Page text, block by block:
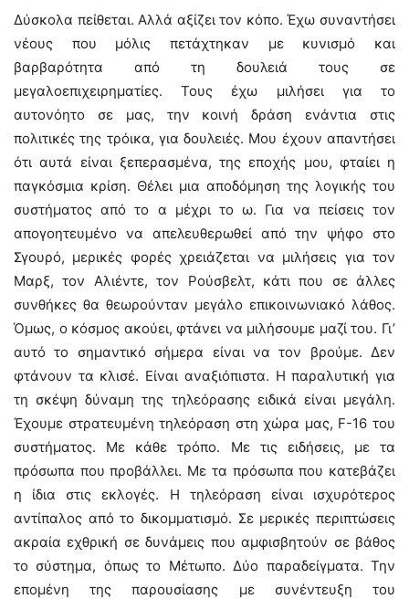
Δύσκολα πείθεται. Αλλά αξίζει τον κόπο. Έχω συναντήσει
νέους που μόλις πετάχτηκαν με κυνισμό και
βαρβαρότητα από τη δουλειά τους σε
μεγαλοεπιχειρηματίες. Τους έχω μιλήσει για το
αυτονόητο σε μας, την κοινή δράση ενάντια στις
πολιτικές της τρόικα, για δουλειές. Μου έχουν απαντήσει
ότι αυτά είναι ξεπερασμένα, της εποχής μου, φταίει η
παγκόσμια κρίση. Θέλει μια αποδόμηση της λογικής του
συστήματος από το α μέχρι το ω. Για να πείσεις τον
απογοητευμένο να απελευθερωθεί από την ψήφο στο
Σγουρό, μερικές φορές χρειάζεται να μιλήσεις για τον
Μαρξ, τον Αλιέντε, τον Ρούσβελτ, κάτι που σε άλλες
συνθήκες θα θεωρούνταν μεγάλο επικοινωνιακό λάθος.
Όμως, ο κόσμος ακούει, φτάνει να μιλήσουμε μαζί του. Γι’
αυτό το σημαντικό σήμερα είναι να τον βρούμε. Δεν
φτάνουν τα κλισέ. Είναι αναξιόπιστα. Η παραλυτική για
τη σκέψη δύναμη της τηλεόρασης ειδικά είναι μεγάλη.
Έχουμε στρατευμένη τηλεόραση στη χώρα μας, F-16 του
συστήματος. Με κάθε τρόπο. Με τις ειδήσεις, με τα
πρόσωπα που προβάλλει. Με τα πρόσωπα που κατεβάζει
η ίδια στις εκλογές. Η τηλεόραση είναι ισχυρότερος
αντίπαλος από το δικομματισμό. Σε μερικές περιπτώσεις
ακραία εχθρική σε δυνάμεις που αμφισβητούν σε βάθος
το σύστημα, όπως το Μέτωπο. Δύο παραδείγματα. Την
επομένη της παρουσίασης με συνέντευξη του